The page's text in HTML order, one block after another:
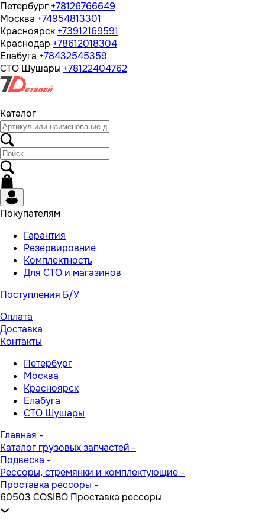
Петербург +78126766649
Москва +74954813301
Красноярск +73912169591
Краснодар +78612018304
Елабуга +78432545359
СТО Шушары +78122404762
Каталог
Покупателям
Гарантия
Резервировние
Комплектность
Для СТО и магазинов
Поступления Б/У
Оплата
Доставка
Контакты
Петербург
Москва
Красноярск
Елабуга
СТО Шушары
Главная -
Каталог грузовых запчастей -
Подвеска -
Рессоры, стремянки и комплектующие -
Проставка рессоры -
60503 COSIBO Проставка рессоры